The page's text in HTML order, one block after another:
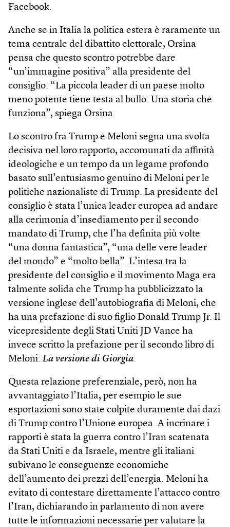
Facebook.
Anche se in Italia la politica estera è raramente un
tema centrale del dibattito elettorale, Orsina
pensa che questo scontro potrebbe dare
“un’immagine positiva” alla presidente del
consiglio: “La piccola leader di un paese molto
meno potente tiene testa al bullo. Una storia che
funziona”, spiega Orsina.
Lo scontro fra Trump e Meloni segna una svolta
decisiva nel loro rapporto, accomunati da affinità
ideologiche e un tempo da un legame profondo
basato sull’entusiasmo genuino di Meloni per le
politiche nazionaliste di Trump. La presidente del
consiglio è stata l’unica leader europea ad andare
alla cerimonia d’insediamento per il secondo
mandato di Trump, che l’ha definita più volte
“una donna fantastica”, “una delle vere leader
del mondo” e “molto bella”. L’intesa tra la
presidente del consiglio e il movimento Maga era
talmente solida che Trump ha pubblicizzato la
versione inglese dell’autobiografia di Meloni, che
ha una prefazione di suo figlio Donald Trump Jr. Il
vicepresidente degli Stati Uniti JD Vance ha
invece scritto la prefazione per il secondo libro di
Meloni: La versione di Giorgia.
Questa relazione preferenziale, però, non ha
avvantaggiato l’Italia, per esempio le sue
esportazioni sono state colpite duramente dai dazi
di Trump contro l’Unione europea. A incrinare i
rapporti è stata la guerra contro l’Iran scatenata
da Stati Uniti e da Israele, mentre gli italiani
subivano le conseguenze economiche
dell’aumento dei prezzi dell’energia. Meloni ha
evitato di contestare direttamente l’attacco contro
l’Iran, dichiarando in parlamento di non avere
tutte le informazioni necessarie per valutare la